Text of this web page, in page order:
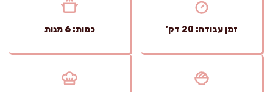
זמן עבודה: 20 דק' כמות: 6 מנות